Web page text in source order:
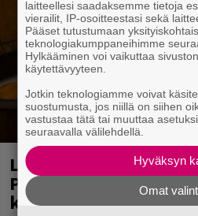
Laittomasta
Paavo Arhinmäki
kädessä – näitä
laitteellesi saadaksemme tietoja
vierailit, IP-osoitteestasi sekä
Pääset tutustumaan
teknologiakumppaneihimme
Hylkääminen voi vaikuttaa
käytettävyyteen.
Jotkin teknologiamme voivat
suostumusta, jos niillä on siihen
vastustaa tätä tai muuttaa
seuraavalla välilehdellä.
Hyväksyn
Omat